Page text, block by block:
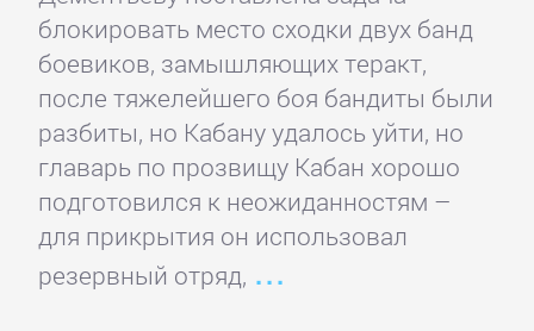
блокировать место сходки двух банд
боевиков, замышляющих теракт,
после тяжелейшего боя бандиты были
разбиты, но Кабану удалось уйти, но
главарь по прозвищу Кабан хорошо
подготовился к неожиданностям –
для прикрытия он использовал
резервный отряд,
научно-
популярная
литература
Здоровье
Кулинария